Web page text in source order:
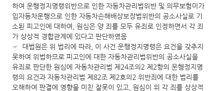
하여 운행정지명령위반으로 인한 자동차관리법위반 및 의무보험미가
입자동차운행으로 인한 자동차손해배상보장법위반의 공소사실로 기
소된 피고인에 대하여, 원심은 양 죄를 모두 유죄로 인정하면서 각 죄
가 상상적 경합관계에 있다고 판단하였음
☞ 대법원은 위 법리에 따라, 이 사건 운행정지명령은 요건을 갖추지
못하여 위법하므로 피고인에 대한 자동차관리법위반의 공소사실을
유죄로 판단한 원심에 자동차관리법 제24조의2 제2항의 운행정지명
령의 요건과 자동차관리법 제82조 제2호의2 위반죄에 대한 법리를
오해하여 판결에 영향을 미친 잘못이 있고, 원심이 위 각 죄를 상상적